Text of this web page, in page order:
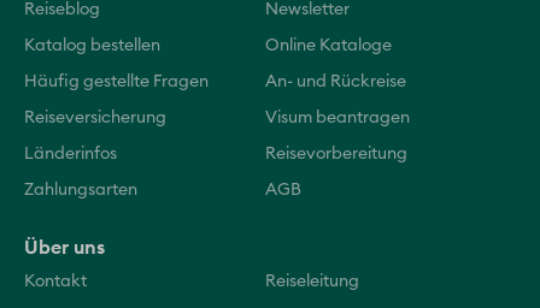
Reiseblog Newsletter
Katalog bestellen Online Kataloge
Häufig gestellte Fragen An- und Rückreise
Reiseversicherung Visum beantragen
Länderinfos Reisevorbereitung
Zahlungsarten AGB
Über uns
Kontakt Reiseleitung